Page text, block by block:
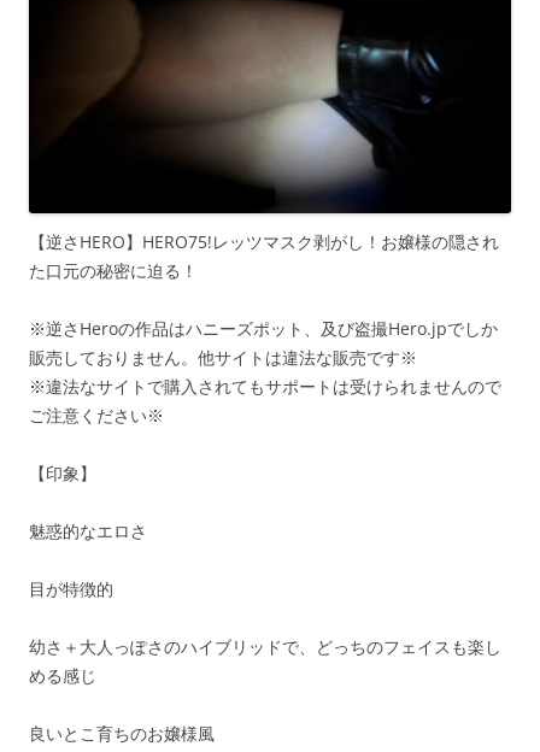
【逆さHERO】HERO75!レッツマスク剥がし！お嬢様の隠され
た口元の秘密に迫る！
※逆さHeroの作品はハニーズポット、及び盗撮Hero.jpでしか
販売しておりません。他サイトは違法な販売です※
※違法なサイトで購入されてもサポートは受けられませんので
ご注意ください※
【印象】
魅惑的なエロさ
目が特徴的
幼さ＋大人っぽさのハイブリッドで、どっちのフェイスも楽し
める感じ
良いとこ育ちのお嬢様風